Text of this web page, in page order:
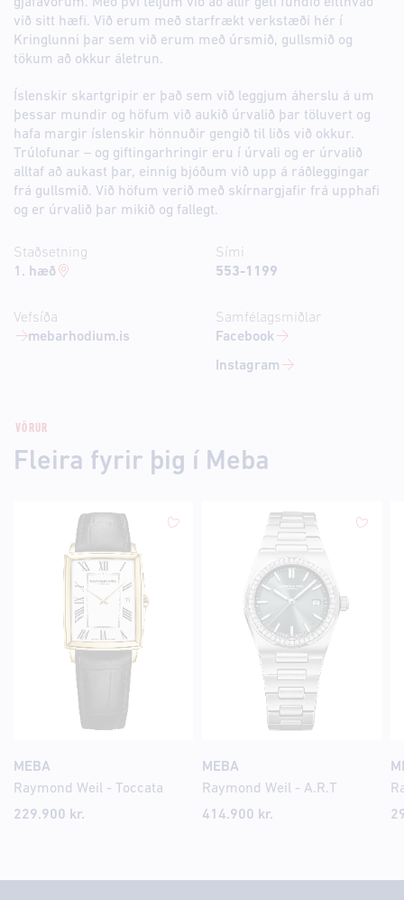
við sitt hæfi. Við erum með starfrækt verkstæði hér í
Kringlunni þar sem við erum með úrsmið, gullsmið og
tökum að okkur áletrun.
Íslenskir skartgripir er það sem við leggjum áherslu á um
þessar mundir og höfum við aukið úrvalið þar töluvert og
hafa margir íslenskir hönnuðir gengið til liðs við okkur.
Trúlofunar – og giftingarhringir eru í úrvali og er úrvalið
alltaf að aukast þar, einnig bjóðum við upp á ráðleggingar
frá gullsmið. Við höfum verið með skírnargjafir frá upphafi
og er úrvalið þar mikið og fallegt.
Staðsetning
1. hæð
Vefsíða
mebarhodium.is
Sími
553-1199
Samfélagsmiðlar
Facebook
Instagram
VÖRUR
Fleira fyrir þig í Meba
MEBA
Raymond Weil - Toccata
229.900 kr.
MEBA
Raymond Weil - A.R.T
414.900 kr.